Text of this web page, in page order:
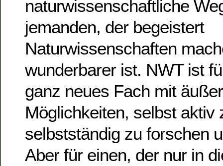
naturwissenschaftliche
jemanden, der begeistert
Naturwissenschaften
wunderbarer ist. NWT ist
ganz neues Fach mit
Möglichkeiten, selbst aktiv
selbstständig zu forschen
Aber für einen, der nur in